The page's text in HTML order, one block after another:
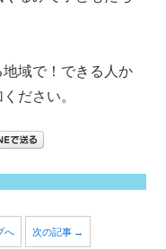
地域で！できる人か
ださい。
へ 次の記事 →